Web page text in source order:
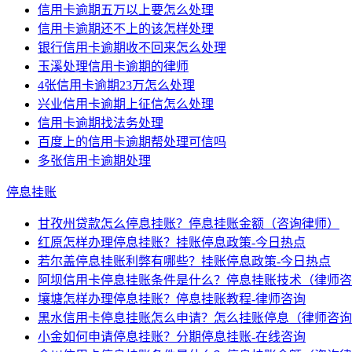
信用卡逾期五万以上要怎么处理
信用卡逾期还不上的该怎样处理
银行信用卡逾期收不回来怎么处理
玉溪处理信用卡逾期的律师
4张信用卡逾期23万怎么处理
兴业信用卡逾期上征信怎么处理
信用卡逾期找法务处理
百度上的信用卡逾期帮处理可信吗
多张信用卡逾期处理
停息挂账
甘孜州贷款怎么停息挂账？停息挂账金额（咨询律师）
红原怎样办理停息挂账？挂账停息政策-今日热点
若尔盖停息挂账利弊有哪些？挂账停息政策-今日热点
阿坝信用卡停息挂账条件是什么？停息挂账技术（律师
壤塘怎样办理停息挂账？停息挂账教程-律师咨询
黑水信用卡停息挂账怎么申请？怎么挂账停息（律师咨
小金如何申请停息挂账？分期停息挂账-在线咨询